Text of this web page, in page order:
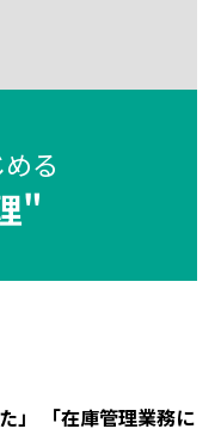
る
"
」 「在庫管理業務に